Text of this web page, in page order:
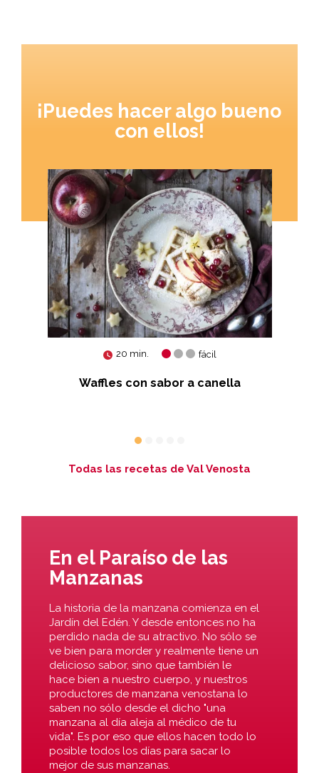
¡Puedes hacer algo bueno
con ellos!
20 min. fácil
Waffles con sabor a canella
Todas las recetas de Val Venosta
En el Paraíso de las
Manzanas
La historia de la manzana comienza en el
Jardín del Edén. Y desde entonces no ha
perdido nada de su atractivo. No sólo se
ve bien para morder y realmente tiene un
delicioso sabor, sino que también le
hace bien a nuestro cuerpo, y nuestros
productores de manzana venostana lo
saben no sólo desde el dicho "una
manzana al día aleja al médico de tu
vida". Es por eso que ellos hacen todo lo
posible todos los días para sacar lo
mejor de sus manzanas.